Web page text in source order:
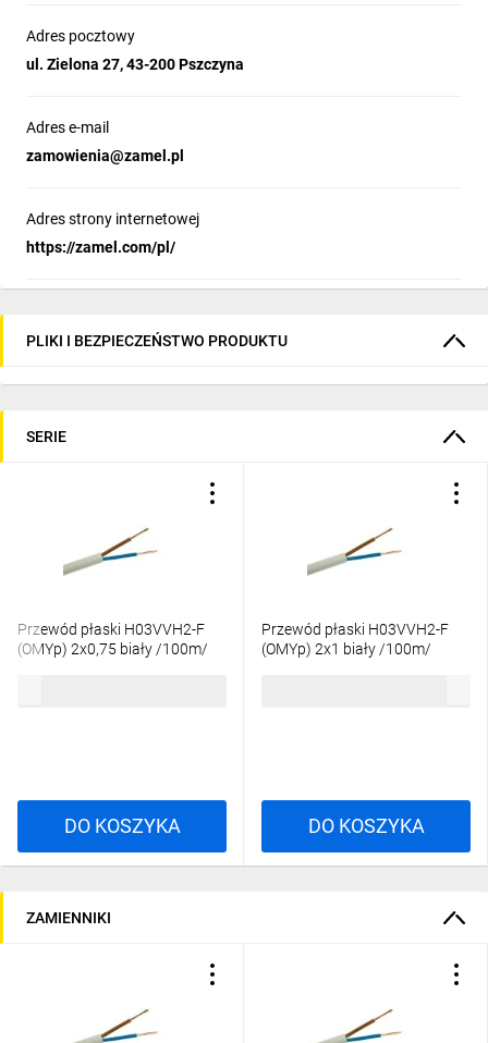
Adres pocztowy
ul. Zielona 27, 43-200 Pszczyna
Adres e-mail
zamowienia@zamel.pl
Adres strony internetowej
https://zamel.com/pl/
PLIKI I BEZPIECZEŃSTWO PRODUKTU
SERIE
Przewód płaski H03VVH2-F
(OMYp) 2x0,75 biały /100m/
DO KOSZYKA
Przewód płaski H03VVH2-F
(OMYp) 2x1 biały /100m/
DO KOSZYKA
ZAMIENNIKI